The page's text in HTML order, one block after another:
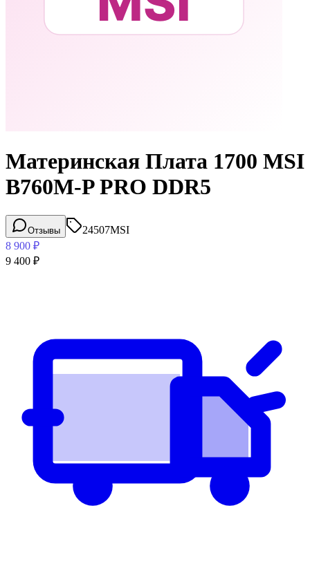
Материнская Плата 1700 MSI
B760M-P PRO DDR5
Отзывы 24507MSI
8 900 ₽
9 400 ₽